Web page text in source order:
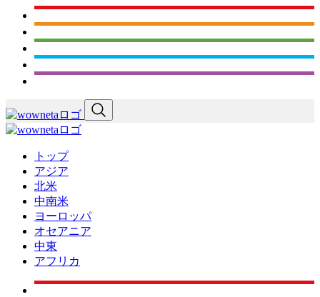
トップ
アジア
北米
中南米
ヨーロッパ
オセアニア
中東
アフリカ